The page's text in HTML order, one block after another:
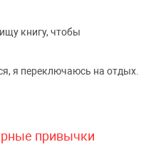
книгу, чтобы
я переключаюсь на отдых.
привычки